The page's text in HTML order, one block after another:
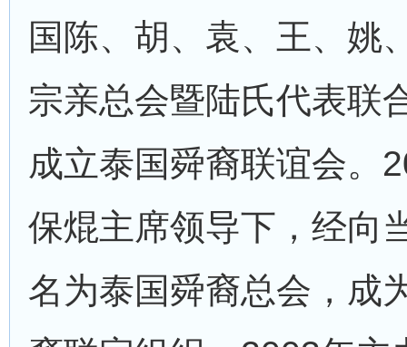
国陈、胡、袁、王、姚
宗亲总会暨陆氏代表联
成立泰国舜裔联谊会。
保焜主席领导下，经向
名为泰国舜裔总会，成